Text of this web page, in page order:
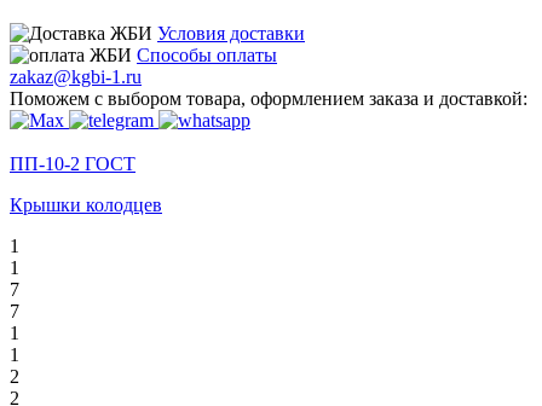
Условия доставки
Способы оплаты
zakaz@kgbi-1.ru
Поможем с выбором товара, оформлением заказа и доставкой:
ПП-10-2 ГОСТ
Крышки колодцев
1
1
7
7
1
1
2
2